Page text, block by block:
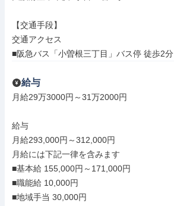
【交通手段】
交通アクセス
■阪急バス「小曽根三丁目」バス停 徒歩2分
給与
月給29万3000円～31万2000円
給与
月給293,000円～312,000円
月給には下記一律を含みます
■基本給 155,000円～171,000円
■職能給 10,000円
■地域手当 30,000円